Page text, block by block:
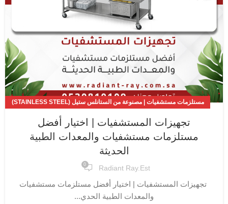
مستلزمات مستشفيات | مصنوعة من الستانلس ستيل (STAINLESS STEEL)
تجهيزات المستشفيات | اختيار أفضل
مستلزمات مستشفيات والمعدات الطبية
الحديثة
Radiant Ray.est
0
تجهيزات المستشفيات | اختيار أفضل مستلزمات مستشفيات
والمعدات الطبية الحدي...